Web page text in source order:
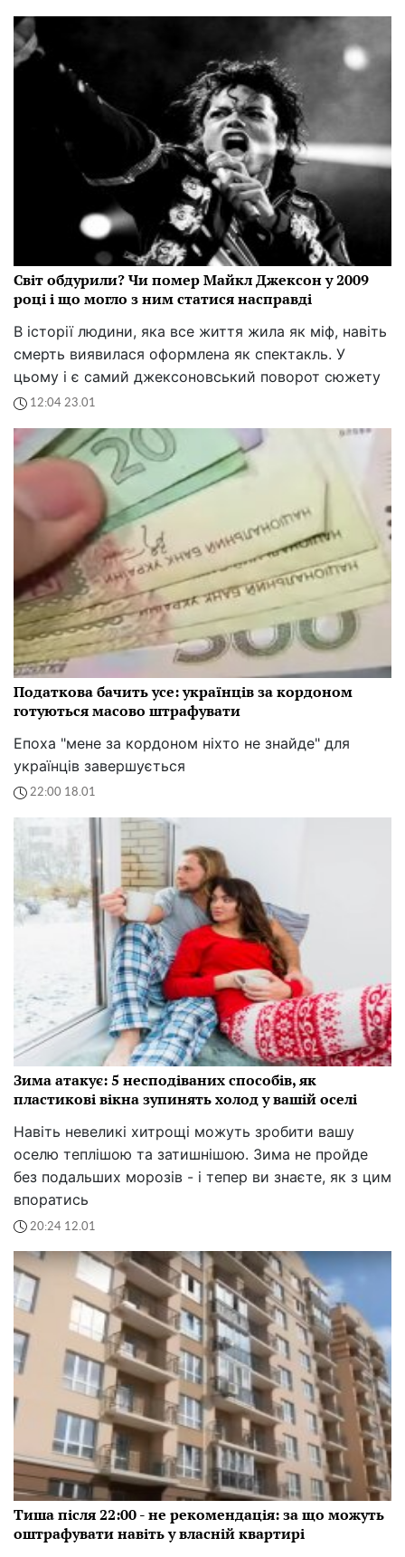
Світ обдурили? Чи помер Майкл Джексон у 2009
році і що могло з ним статися насправді
В історії людини, яка все життя жила як міф, навіть
смерть виявилася оформлена як спектакль. У
цьому і є самий джексоновський поворот сюжету
12:04 23.01
Податкова бачить усе: українців за кордоном
готуються масово штрафувати
Епоха "мене за кордоном ніхто не знайде" для
українців завершується
22:00 18.01
Зима атакує: 5 несподіваних способів, як
пластикові вікна зупинять холод у вашій оселі
Навіть невеликі хитрощі можуть зробити вашу
оселю теплішою та затишнішою. Зима не пройде
без подальших морозів - і тепер ви знаєте, як з цим
впоратись
20:24 12.01
Тиша після 22:00 - не рекомендація: за що можуть
оштрафувати навіть у власній квартирі